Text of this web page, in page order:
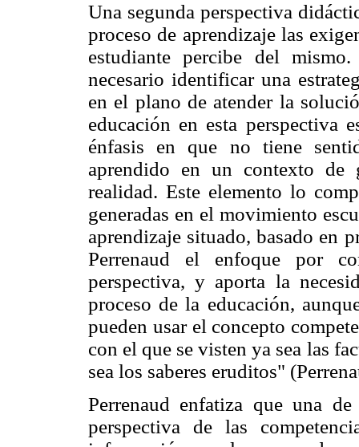
Una segunda perspectiva
proceso de aprendizaje las
estudiante percibe del
necesario identificar una
en el plano de atender la
educación en esta perspectiva
énfasis en que no tiene
aprendido en un contexto
realidad. Este elemento lo
generadas en el movimiento
aprendizaje situado, basado en
Perrenaud el enfoque por
perspectiva, y aporta la
proceso de la educación,
pueden usar el concepto
con el que se visten ya sea las
sea los saberes eruditos"
Perrenaud enfatiza que una
perspectiva de las